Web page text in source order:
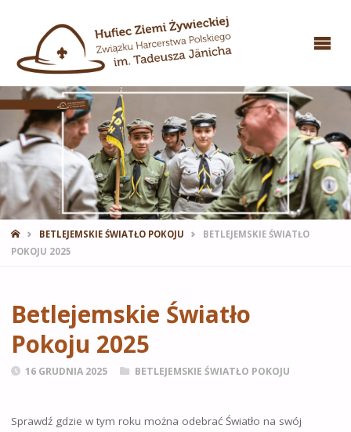
STRONA
GŁÓWNA
BETLEJEMSKIE ŚWIATŁO POKOJU
BETLEJEMSKIE ŚWIATŁO
POKOJU 2025
Betlejemskie Światło
Pokoju 2025
16 GRUDNIA 2025 BETLEJEMSKIE ŚWIATŁO POKOJU
Sprawdź gdzie w tym roku można odebrać Światło na swój